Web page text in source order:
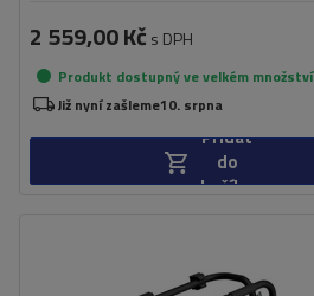
2 559,00 Kč s DPH
Produkt dostupný ve velkém množství
Již nyní zašleme10. srpna
Přidat
do
košíku
Nosnost nosiče jízdních kol:
45 kg